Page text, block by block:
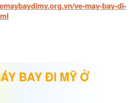
ve-may-bay-di-
BAY ĐI MỸ Ở